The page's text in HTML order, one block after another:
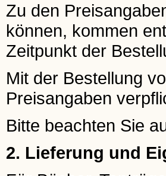
Zu den
können, kommen
Zeitpunkt der
Mit der Bestellung
Preisangaben
Bitte beachten Sie
2. Lieferung und